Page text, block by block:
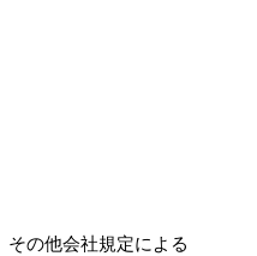
その他会社規定による